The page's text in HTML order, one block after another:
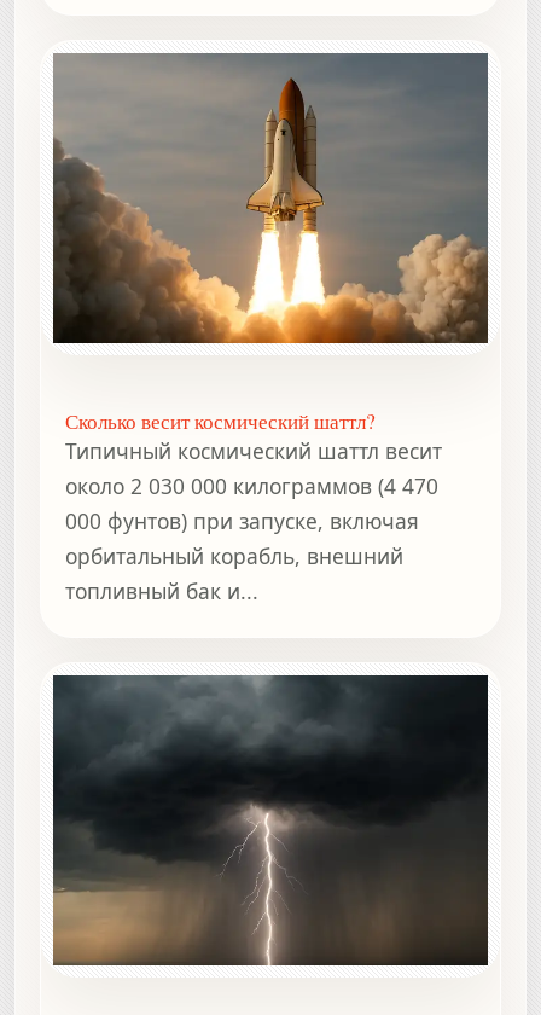
Сколько весит космический шаттл?
Типичный космический шаттл весит
около 2 030 000 килограммов (4 470
000 фунтов) при запуске, включая
орбитальный корабль, внешний
топливный бак и...